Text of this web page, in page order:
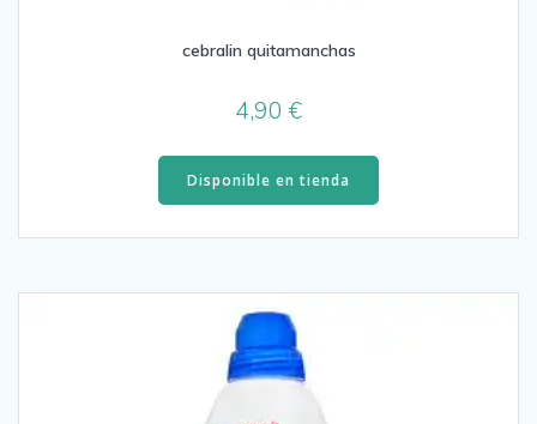
cebralin quitamanchas
4,90€
Disponible en tienda